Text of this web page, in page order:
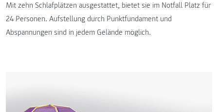
Mit zehn Schlafplätzen ausgestattet, bietet sie im Notfall Platz für
24 Personen. Aufstellung durch Punktfundament und
Abspannungen sind in jedem Gelände möglich.